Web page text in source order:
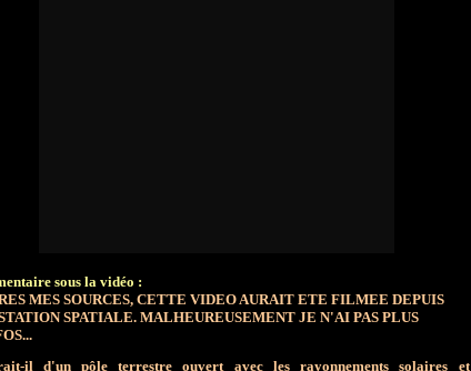
sous la vidéo :
MES SOURCES, CETTE VIDEO AURAIT ETE FILMEE DEPUIS
SPATIALE. MALHEUREUSEMENT JE N'AI PAS PLUS
il d'un pôle terrestre ouvert avec les rayonnements solaires et